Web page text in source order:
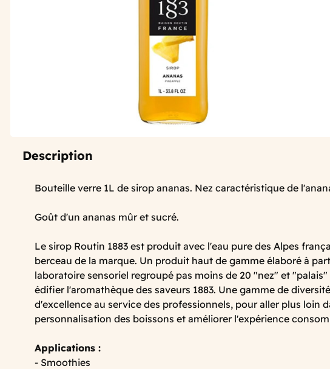
Description
Bouteille verre 1L de sirop ananas. Nez caractéristique de
Goût d'un ananas mûr et sucré.
Le sirop Routin 1883 est produit avec l'eau pure des Alpes
berceau de la marque. Un produit haut de gamme élaboré à
laboratoire sensoriel regroupé pas moins de 20 "nez" et
édifier l'aromathèque des saveurs 1883. Une gamme de
d'excellence au service des professionnels, pour aller plus loin
personnalisation des boissons et améliorer l'expérience
Applications :
- Smoothies